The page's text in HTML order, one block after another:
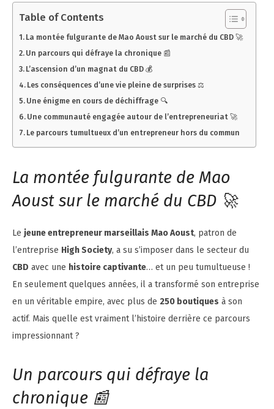
Table of Contents
La montée fulgurante de Mao Aoust sur le marché du CBD 🚀
Un parcours qui défraye la chronique 📰
L’ascension d’un magnat du CBD 💰
Les conséquences d’une vie pleine de surprises ⚖️
Une énigme en cours de déchiffrage 🔍
Une communauté engagée autour de l’entrepreneuriat 🚀
Le parcours tumultueux d’un entrepreneur hors du commun
La montée fulgurante de Mao
Aoust sur le marché du CBD 🚀
Le jeune entrepreneur marseillais Mao Aoust, patron de
l’entreprise High Society, a su s’imposer dans le secteur du
CBD avec une histoire captivante… et un peu tumultueuse !
En seulement quelques années, il a transformé son entreprise
en un véritable empire, avec plus de 250 boutiques à son
actif. Mais quelle est vraiment l’histoire derrière ce parcours
impressionnant ?
Un parcours qui défraye la
chronique 📰